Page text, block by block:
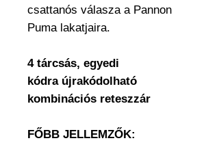
csattanós válasza a Pannon
Puma lakatjaira.
4 tárcsás, egyedi
kódra újrakódolható
kombinációs reteszzár
FŐBB JELLEMZŐK: